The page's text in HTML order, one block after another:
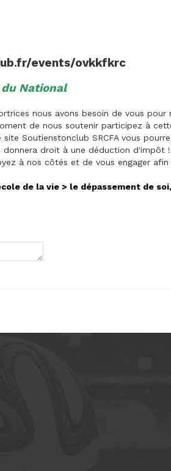
events/ovkkfkrc
National
nous avons besoin de vous
de nous soutenir participez à
Soutienstonclub SRCFA vous
droit à une déduction d'impôt
à nos côtés et de vous engager
de la vie > le dépassement de